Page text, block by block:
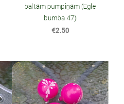
baltām pumpiņām (Egle
bumba 47)
€2.50